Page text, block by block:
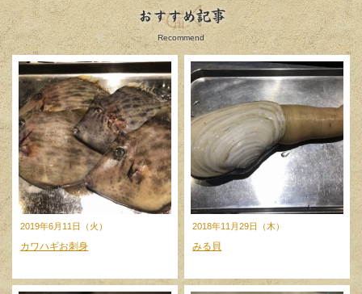
おすすめ記事
Recommend
2019年6月11日（火）
カワハギお刺身
2018年11月29日（木）
みる貝